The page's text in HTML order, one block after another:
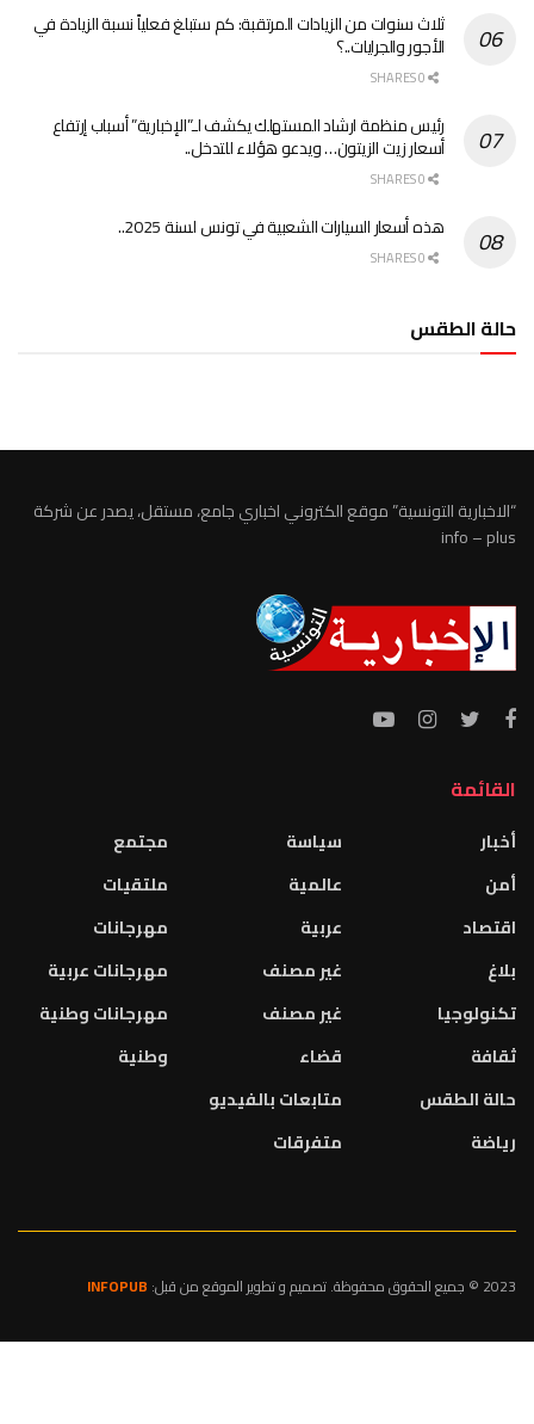
ثلاث سنوات من الزيادات المرتقبة: كم ستبلغ فعلياً نسبة الزيادة في
الأجور والجرايات..؟
رئيس منظمة ارشاد المستهلك يكشف لـ”الإخبارية” أسباب إرتفاع
أسعار زيت الزيتون… ويدعو هؤلاء للتدخل..
هذه أسعار السيارات الشعبية في تونس لسنة 2025..
حالة الطقس
“الاخبارية التونسية” موقع الكتروني اخباري جامع، مستقل، يصدر عن شركة
info – plus
القائمة
أخبار
أمن
اقتصاد
بلاغ
تكنولوجيا
ثقافة
حالة الطقس
رياضة
سياسة
عالمية
عربية
غير مصنف
غير مصنف
قضاء
متابعات بالفيديو
متفرقات
مجتمع
ملتقيات
مهرجانات
مهرجانات عربية
مهرجانات وطنية
وطنية
2023 © جميع الحقوق محفوظة. تصميم و تطوير الموقع من قبل: INFOPUB